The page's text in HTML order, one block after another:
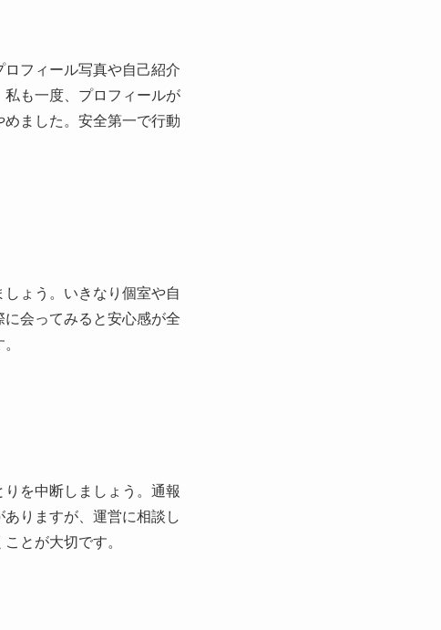
フィール写真や自己紹介
も一度、プロフィールが
ました。安全第一で行動
ょう。いきなり個室や自
会ってみると安心感が全
を中断しましょう。通報
りますが、運営に相談し
とが大切です。